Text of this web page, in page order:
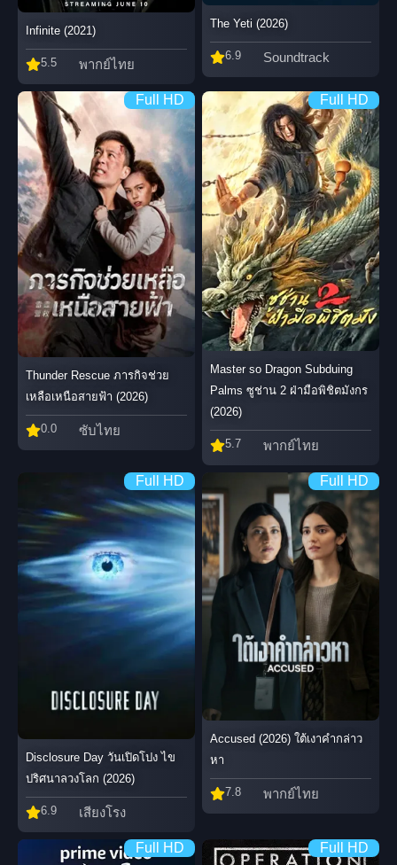
Infinite (2021)
5.5 พากย์ไทย
The Yeti (2026)
6.9 Soundtrack
Full HD
Thunder Rescue ภารกิจช่วย
เหลือเหนือสายฟ้า (2026)
0.0 ซับไทย
Full HD
Master so Dragon Subduing
Palms ซูช่าน 2 ฝ่ามือพิชิตมังกร
(2026)
5.7 พากย์ไทย
Full HD
Disclosure Day วันเปิดโปง ไข
ปริศนาลวงโลก (2026)
6.9 เสียงโรง
Full HD
Accused (2026) ใต้เงาคำกล่าว
หา
7.8 พากย์ไทย
Full HD Full HD